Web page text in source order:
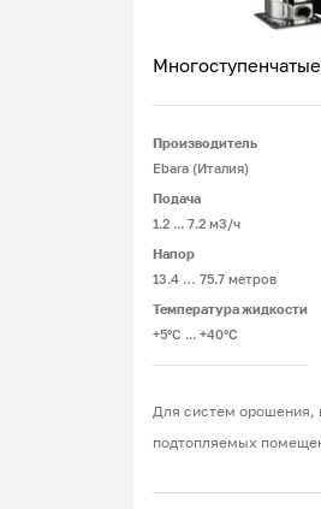
Производитель
Ebara (Италия)
Подача
1.2 ... 7.2 м3/ч
Напор
13.4 … 75.7 метров
Температура жидкости
+5°С ... +40°С
Для систем орошения,
подтопляемых